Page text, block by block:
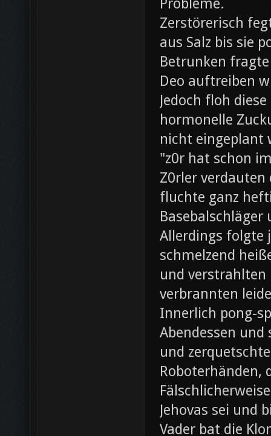
Probleme.
Zerstörerisch
aus Salz bis sie
Betrunken
Deo auftreiben
Jedoch floh
hormonelle
nicht eingeplant
"z0r hat schon
Z0rler
fluchte ganz
Allerdings folgte
schmelzend
und verstrahlten
verbrannten
Innerlich pong-
Abendessen
und
Roboterhänden,
Jehovas sei und
Vader bat die